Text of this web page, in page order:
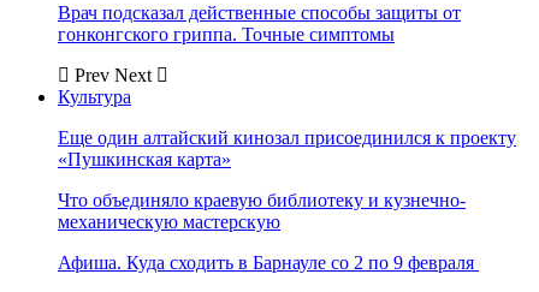
Врач подсказал действенные способы защиты от
гонконгского гриппа. Точные симптомы
Prev Next
Культура
Еще один алтайский кинозал присоединился к проекту
«Пушкинская карта»
Что объединяло краевую библиотеку и кузнечно-
механическую мастерскую
Афиша. Куда сходить в Барнауле со 2 по 9 февраля